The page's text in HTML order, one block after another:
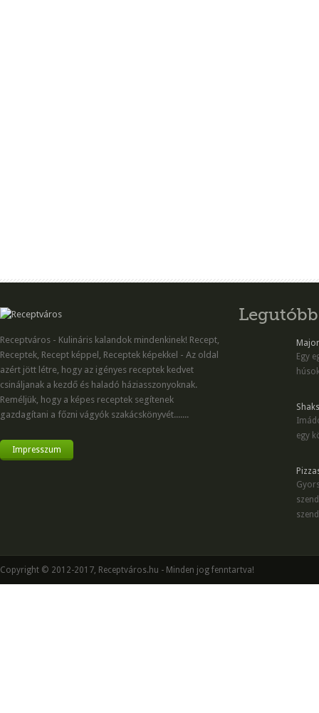
Receptváros - Kulináris kalandok mindenkinek! Recept,
Receptek, Recept képpel, Receptek képekkel - Az oldal
azért jött létre, hogy az igényes receptek kedvet
csináljanak a kezdő és haladó háziasszonyoknak.
Reméljük, hogy a képes receptek segítenek
gazdagítani a főzni vágyók szakácskönyvét.......
Impresszum
Egy
egy
Copyright © 2012-2017, Receptváros.hu - Minden jog fenntartva!